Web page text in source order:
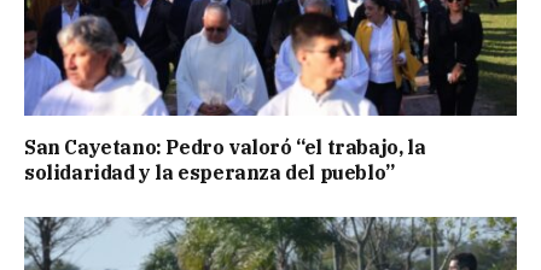
San Cayetano: Pedro valoró “el trabajo, la
solidaridad y la esperanza del pueblo”